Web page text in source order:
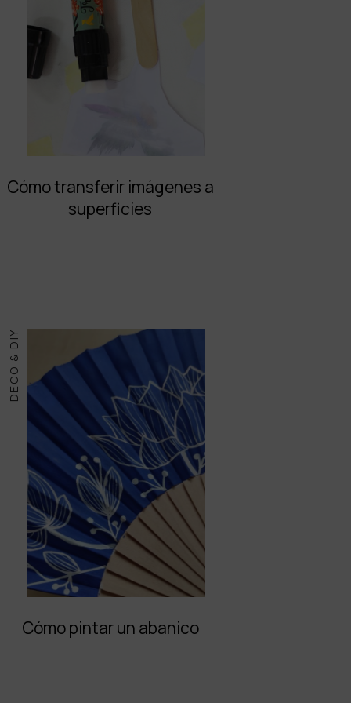
Cómo transferir imágenes a
superficies
DECO & DIY
Cómo pintar un abanico